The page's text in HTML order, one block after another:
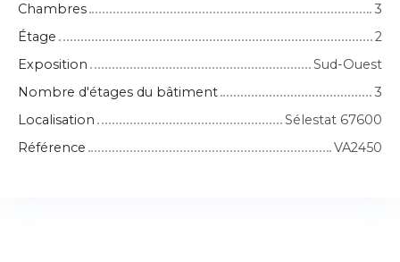
Chambres
3
Étage
2
Exposition
Sud-Ouest
Nombre d'étages du bâtiment
3
Localisation
Sélestat 67600
Référence
VA2450